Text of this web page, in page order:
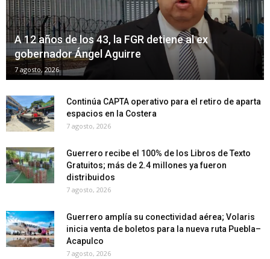
A 12 años de los 43, la FGR detiene al ex
gobernador Ángel Aguirre
7 agosto, 2026
Continúa CAPTA operativo para el retiro de aparta
espacios en la Costera
7 agosto, 2026
Guerrero recibe el 100% de los Libros de Texto
Gratuitos; más de 2.4 millones ya fueron
distribuidos
7 agosto, 2026
Guerrero amplía su conectividad aérea; Volaris
inicia venta de boletos para la nueva ruta Puebla–
Acapulco
7 agosto, 2026